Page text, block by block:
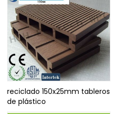
reciclado 150x25mm tableros
de plástico